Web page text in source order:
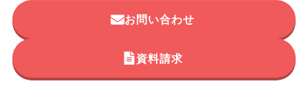
お問い合わせ
資料請求